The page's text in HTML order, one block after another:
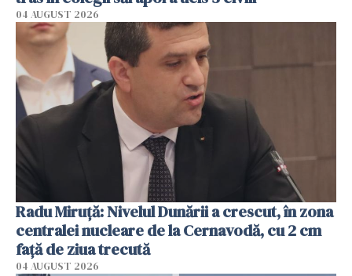
04 AUGUST 2026
Radu Miruţă: Nivelul Dunării a crescut, în zona
centralei nucleare de la Cernavodă, cu 2 cm
faţă de ziua trecută
04 AUGUST 2026